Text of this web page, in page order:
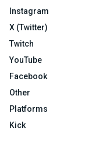
Instagram
X (Twitter)
Twitch
YouTube
Facebook
Other
Platforms
Kick